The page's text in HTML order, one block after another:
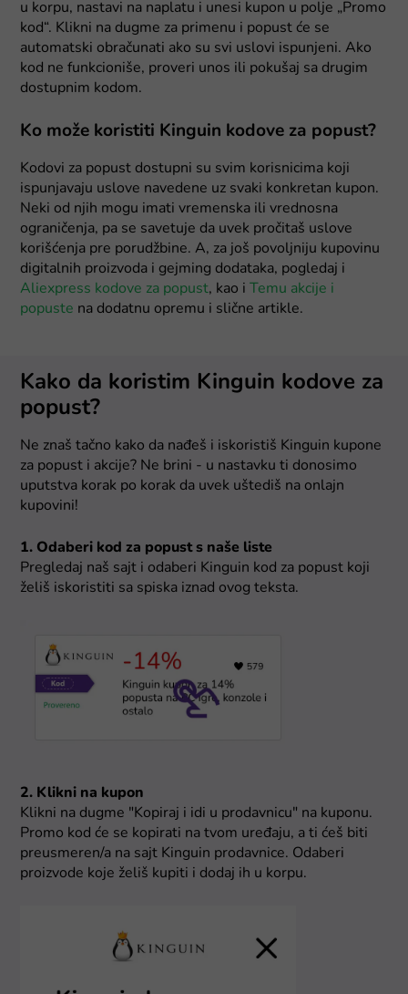
u korpu, nastavi na naplatu i unesi kupon u polje „Promo
kod“. Klikni na dugme za primenu i popust će se
automatski obračunati ako su svi uslovi ispunjeni. Ako
kod ne funkcioniše, proveri unos ili pokušaj sa drugim
dostupnim kodom.
Ko može koristiti Kinguin kodove za popust?
Kodovi za popust dostupni su svim korisnicima koji
ispunjavaju uslove navedene uz svaki konkretan kupon.
Neki od njih mogu imati vremenska ili vrednosna
ograničenja, pa se savetuje da uvek pročitaš uslove
korišćenja pre porudžbine. A, za još povoljniju kupovinu
digitalnih proizvoda i gejming dodataka, pogledaj i
Aliexpress kodove za popust, kao i Temu akcije i
popuste na dodatnu opremu i slične artikle.
Kako da koristim Kinguin kodove za
popust?
Ne znaš tačno kako da nađeš i iskoristiš Kinguin kupone
za popust i akcije? Ne brini - u nastavku ti donosimo
uputstva korak po korak da uvek uštediš na onlajn
kupovini!
1. Odaberi kod za popust s naše liste
Pregledaj naš sajt i odaberi Kinguin kod za popust koji
želiš iskoristiti sa spiska iznad ovog teksta.
2. Klikni na kupon
Klikni na dugme "Kopiraj i idi u prodavnicu" na kuponu.
Promo kod će se kopirati na tvom uređaju, a ti ćeš biti
preusmeren/a na sajt Kinguin prodavnice. Odaberi
proizvode koje želiš kupiti i dodaj ih u korpu.